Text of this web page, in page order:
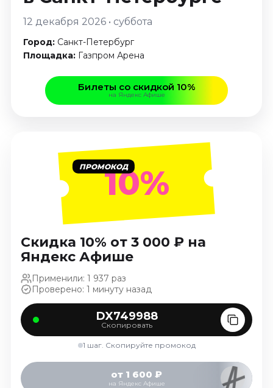
Январь 2027
Стендап
Август 2026
Октябрь 2026
Ноябрь 2026
Август 2026
Декабрь 2026
Январь 2027
Экскурсии
Сентябрь 2026
Октябрь 2026
Ноябрь 2026
Декабрь 2026
Спорт
Декабрь 2026
12 декабря 2026 • суббота
Город: Санкт-Петербург
Площадка: Газпром Арена
Билеты со скидкой 10%
на Яндекс Афише
ПРОМОКОД10%
Скидка 10% от 3 000 ₽ на
Яндекс Афише
Применили: 1 937 раз
Проверено: 1 минуту назад
DX749988
Скопировать
1 шаг. Скопируйте промокод
от 1 600 ₽
на Яндекс Афише